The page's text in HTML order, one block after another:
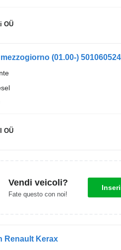
OÜ
OÜ
Vendi veicoli?
Fate questo con noi!
Renault Kerax